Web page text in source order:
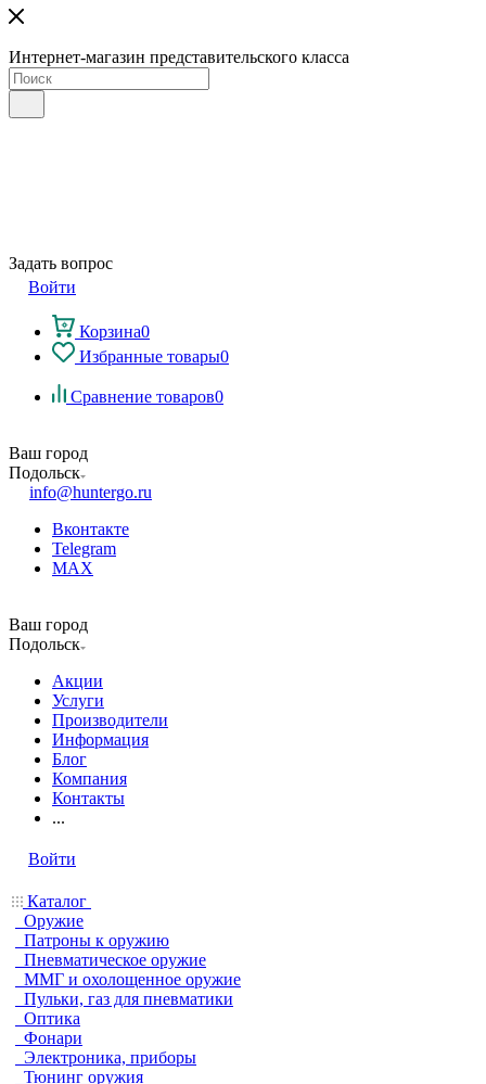
Интернет-магазин представительского класса
Задать вопрос
Войти
Корзина0
Избранные товары0
Сравнение товаров0
Ваш город
Подольск
info@huntergo.ru
Вконтакте
Telegram
MAX
Ваш город
Подольск
Акции
Услуги
Производители
Информация
Блог
Компания
Контакты
...
Войти
Каталог
Оружие
Патроны к оружию
Пневматическое оружие
ММГ и охолощенное оружие
Пульки, газ для пневматики
Оптика
Фонари
Электроника, приборы
Тюнинг оружия